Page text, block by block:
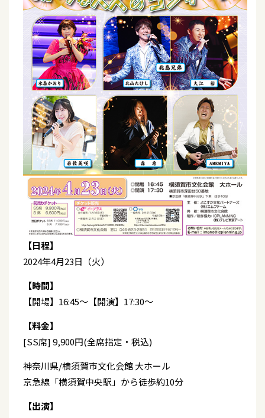
【日程】
2024年4月23日（火）
【時間】
【開場】16:45～【開演】17:30～
【料金】
[SS席] 9,900円(全席指定・税込)
神奈川県/横須賀市文化会館 大ホール
京急線「横須賀中央駅」から徒歩約10分
【出演】